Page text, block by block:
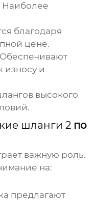
Наиболее
благодаря
цене.
Обеспечивают
износу и
высокого
шланги 2 по
важную роль.
на:
предлагают